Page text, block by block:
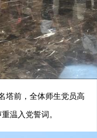
前，全体师生党员高
温入党誓词。